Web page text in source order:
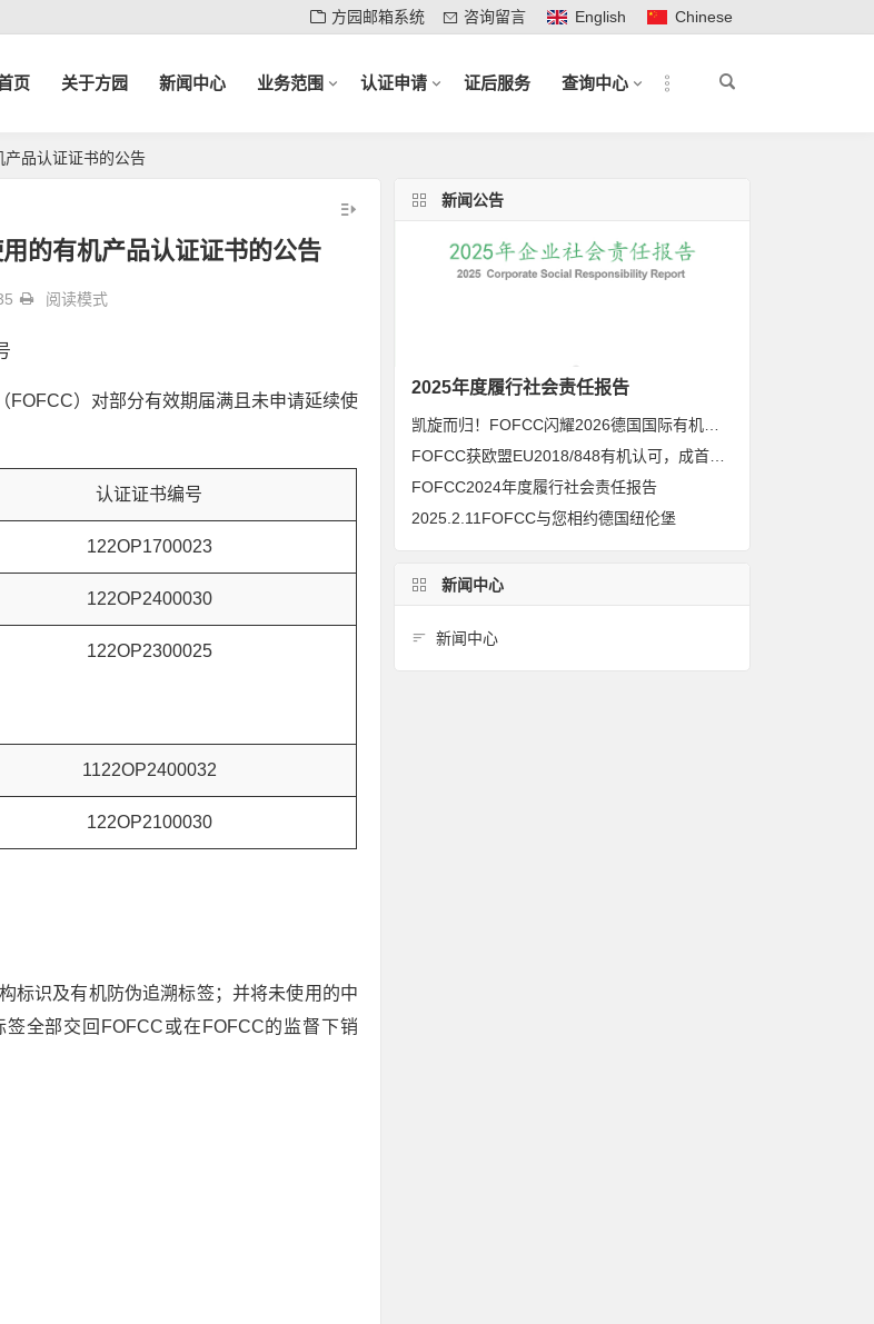
方园邮箱系统 咨询留言 English Chinese
页 关于方园 新闻中心 业务范围 认证申请 证后服务 查询中心
品认证证书的公告
的有机产品认证证书的公告
阅读模式
FOFCC）对部分有效期届满且未申请延续使
认证证书编号
122OP1700023
122OP2400030
122OP2300025
1122OP2400032
122OP2100030
标识及有机防伪追溯标签；并将未使用的中
全部交回FOFCC或在FOFCC的监督下销
新闻公告
2025年度履行社会责任报告
FOFCC2024年度履行社会责任报告
2025.2.11FOFCC与您相约德国纽伦堡
新闻中心
新闻中心